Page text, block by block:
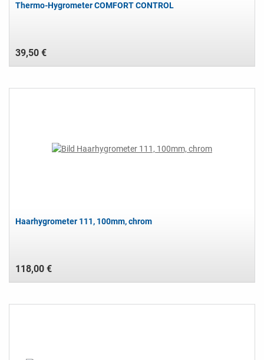
Thermo-Hygrometer COMFORT CONTROL
39,50 €
Haarhygrometer 111, 100mm, chrom
118,00 €